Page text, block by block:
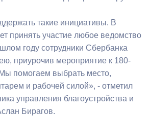
такие инициативы. В
принять участие любое ведомство
году сотрудники Сбербанка
приурочив мероприятие к 180-
помогаем выбрать место,
и рабочей силой», - отметил
управления благоустройства и
Бирагов.